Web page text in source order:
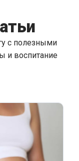
с полезными
и воспитание